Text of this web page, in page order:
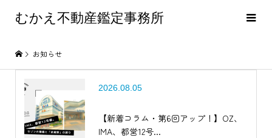
むかえ不動産鑑定事務所
お知らせ
2026.08.05
【新着コラム・第6回アップ！】OZ、
IMA、都営12号...